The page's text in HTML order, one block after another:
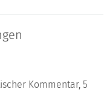
Kommentar, 5